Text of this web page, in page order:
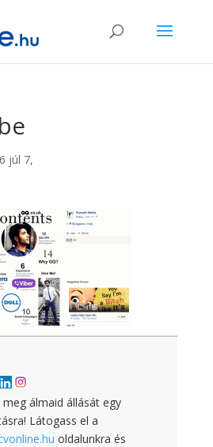
júl 7,
meg álmaid állását egy
Látogass el a
oldalunkra és